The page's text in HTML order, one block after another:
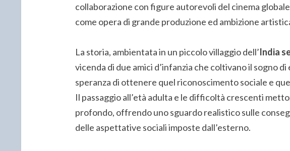
collaborazione con figure autorevoli del cinema
come opera di grande produzione ed ambizione
La storia, ambientata in un piccolo villaggio dell’India
vicenda di due amici d’infanzia che coltivano il sogno
speranza di ottenere quel riconoscimento sociale e
Il passaggio all’età adulta e le difficoltà crescenti
profondo, offrendo uno sguardo realistico sulle
delle aspettative sociali imposte dall’esterno.